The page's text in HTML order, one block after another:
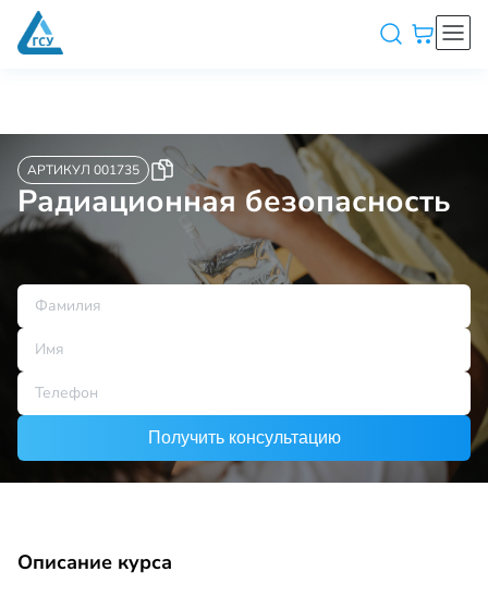
АРТИКУЛ 001735
Радиационная безопасность
Получить консультацию
Описание курса